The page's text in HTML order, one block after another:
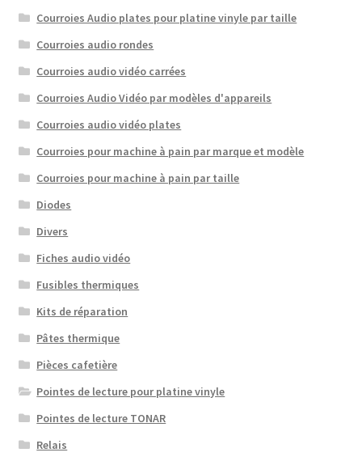
Courroies Audio plates pour platine vinyle par taille
Courroies audio rondes
Courroies audio vidéo carrées
Courroies Audio Vidéo par modèles d'appareils
Courroies audio vidéo plates
Courroies pour machine à pain par marque et modèle
Courroies pour machine à pain par taille
Diodes
Divers
Fiches audio vidéo
Fusibles thermiques
Kits de réparation
Pâtes thermique
Pièces cafetière
Pointes de lecture pour platine vinyle
Pointes de lecture TONAR
Relais